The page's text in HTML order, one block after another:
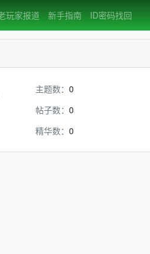
玩家报道 新手指南 ID密码找回
主题数： 0
帖子数： 0
精华数： 0